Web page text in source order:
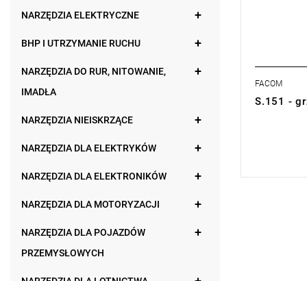
NARZĘDZIA ELEKTRYCZNE
BHP I UTRZYMANIE RUCHU
NARZĘDZIA DO RUR, NITOWANIE,
IMADŁA
NARZĘDZIA NIEISKRZĄCE
NARZĘDZIA DLA ELEKTRYKÓW
NARZĘDZIA DLA ELEKTRONIKÓW
NARZĘDZIA DLA MOTORYZACJI
NARZĘDZIA DLA POJAZDÓW
PRZEMYSŁOWYCH
FACOM
S.151 -